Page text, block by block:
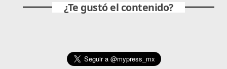
¿Te gustó el contenido?